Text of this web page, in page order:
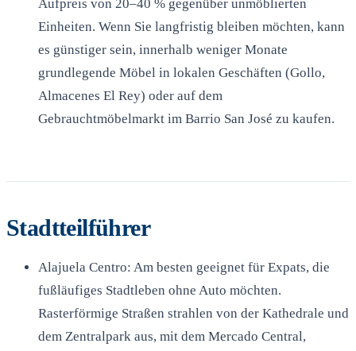
Aufpreis von 20–40 % gegenüber unmöblierten
Einheiten. Wenn Sie langfristig bleiben möchten, kann
es günstiger sein, innerhalb weniger Monate
grundlegende Möbel in lokalen Geschäften (Gollo,
Almacenes El Rey) oder auf dem
Gebrauchtmöbelmarkt im Barrio San José zu kaufen.
Stadtteilführer
Alajuela Centro: Am besten geeignet für Expats, die
fußläufiges Stadtleben ohne Auto möchten.
Rasterförmige Straßen strahlen von der Kathedrale und
dem Zentralpark aus, mit dem Mercado Central,